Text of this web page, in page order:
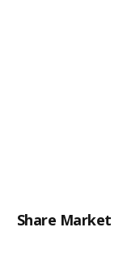
Share Market